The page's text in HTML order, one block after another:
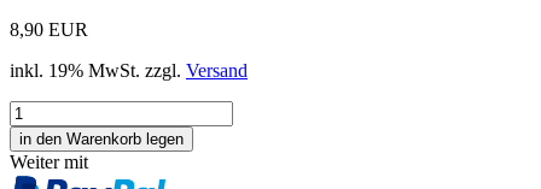
8,90 EUR
inkl. 19% MwSt. zzgl. Versand
Weiter mit